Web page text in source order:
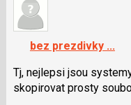
pro
předchozí
nový
názor.
navigaci
lze
použít
i
bez prezdivky ...
Tj, nejlepsi jsou
skopirovat prosty